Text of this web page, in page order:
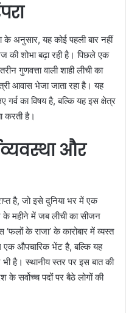
अनुसार, यह कोई पहली बार नहीं
की शोभा बढ़ा रही है। पिछले एक
गुणवत्ता वाली शाही लीची का
आवास भेजा जाता रहा है। यह
का विषय है, बल्कि यह इस क्षेत्र
करती है।
और
है, जो इसे दुनिया भर में एक
के महीने में जब लीची का सीजन
के राजा’ के कारोबार में व्यस्त
एक औपचारिक भेंट है, बल्कि यह
है। स्थानीय स्तर पर इस बात की
सर्वोच्च पदों पर बैठे लोगों की